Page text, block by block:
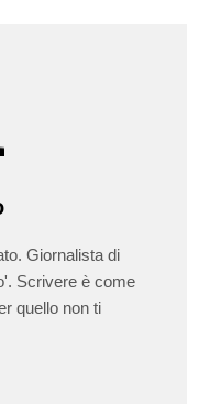
Giornalista di
Scrivere è come
quello non ti